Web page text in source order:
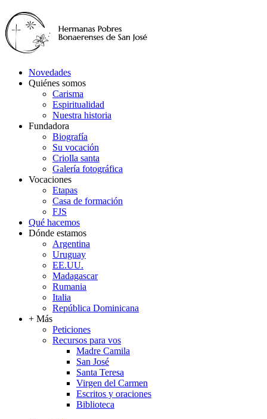
Novedades
Quiénes somos
Carisma
Espiritualidad
Nuestra historia
Fundadora
Biografía
Su vocación
Criolla santa
Galería fotográfica
Vocaciones
Etapas
Casa de formación
FJS
Qué hacemos
Dónde estamos
Argentina
Uruguay
EE.UU.
Madagascar
Rumania
Italia
República Dominicana
+ Más
Peticiones
Recursos para vos
Madre Camila
San José
Santa Teresa
Virgen del Carmen
Escritos y oraciones
Biblioteca